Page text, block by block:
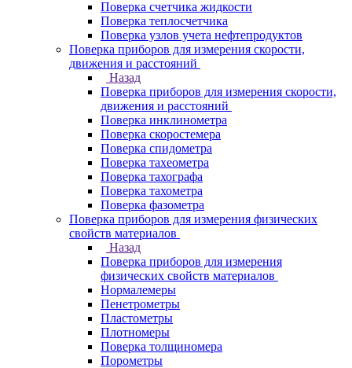
Поверка счетчика жидкости
Поверка теплосчетчика
Поверка узлов учета нефтепродуктов
Поверка приборов для измерения скорости,
движения и расстояний
Назад
Поверка приборов для измерения скорости,
движения и расстояний
Поверка инклинометра
Поверка скоростемера
Поверка спидометра
Поверка тахеометра
Поверка тахографа
Поверка тахометра
Поверка фазометра
Поверка приборов для измерения физических
свойств материалов
Назад
Поверка приборов для измерения
физических свойств материалов
Нормалемеры
Пенетрометры
Пластометры
Плотномеры
Поверка толщиномера
Порометры